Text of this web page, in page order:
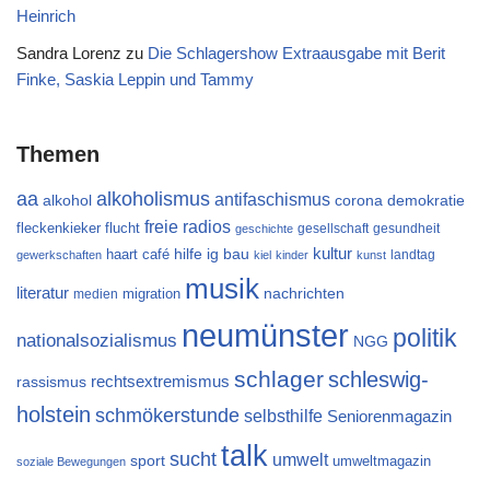
Heinrich
Sandra Lorenz zu Die Schlagershow Extraausgabe mit Berit
Finke, Saskia Leppin und Tammy
Themen
aa alkohol alkoholismus antifaschismus corona demokratie
fleckenkieker flucht freie radios geschichte gesellschaft gesundheit
gewerkschaften haart café hilfe ig bau kiel kinder kultur kunst landtag
literatur medien migration musik nachrichten
nationalsozialismus neumünster NGG politik
rassismus rechtsextremismus schlagerschleswig-
holstein schmökerstunde selbsthilfe Seniorenmagazin
soziale Bewegungen sport suchttalk umwelt umweltmagazin